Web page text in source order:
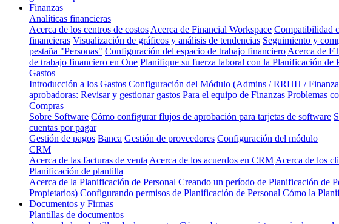
Finanzas
Analíticas financieras
Acerca de los centros de costos Acerca de Financial Workspace Compatibilidad
financieras Visualización de gráficos y análisis de tendencias Seguimiento y
pestaña "Personas" Configuración del espacio de trabajo financiero Acerca de
de trabajo financiero en One Planifique su fuerza laboral con la Planificación de
Gastos
Introducción a los Gastos Configuración del Módulo (Admins / RRHH /
aprobadoras: Revisar y gestionar gastos Para el equipo de Finanzas Problemas
Compras
Sobre Software Cómo configurar flujos de aprobación para tarjetas de software
cuentas por pagar
Gestión de pagos Banca Gestión de proveedores Configuración del módulo
CRM
Acerca de las facturas de venta Acerca de los acuerdos en CRM Acerca de los
Planificación de plantilla
Acerca de la Planificación de Personal Creando un período de Planificación de
Propietarios) Configurando permisos de Planificación de Personal Cómo la
Documentos y Firmas
Plantillas de documentos